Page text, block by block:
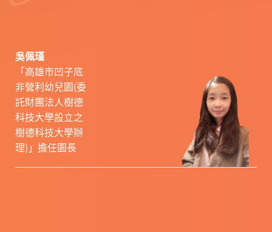
吳佩瑾
「高雄市凹子底
非營利幼兒園(委
託財團法人樹德
科技大學設立之
樹德科技大學辦
理)」擔任園長